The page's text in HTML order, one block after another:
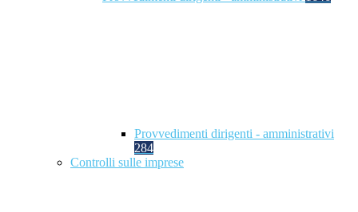
Provvedimenti dirigenti - amministrativi
284
Controlli sulle imprese